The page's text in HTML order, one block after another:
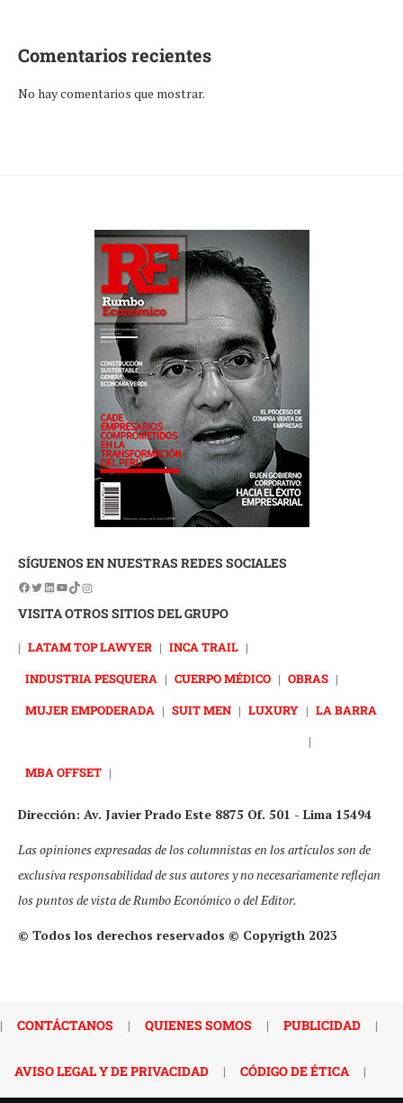
Comentarios recientes
No hay comentarios que mostrar.
SÍGUENOS EN NUESTRAS REDES SOCIALES
VISITA OTROS SITIOS DEL GRUPO
| LATAM TOP LAWYER | INCA TRAIL |
INDUSTRIA PESQUERA | CUERPO MÉDICO | OBRAS |
MUJER EMPODERADA | SUIT MEN | LUXURY | LA BARRA
|
MBA OFFSET |
Dirección: Av. Javier Prado Este 8875 Of. 501 - Lima 15494
Las opiniones expresadas de los columnistas en los artículos son de
exclusiva responsabilidad de sus autores y no necesariamente reflejan
los puntos de vista de Rumbo Económico o del Editor.
© Todos los derechos reservados © Copyrigth 2023
| CONTÁCTANOS | QUIENES SOMOS | PUBLICIDAD |
AVISO LEGAL Y DE PRIVACIDAD | CÓDIGO DE ÉTICA |